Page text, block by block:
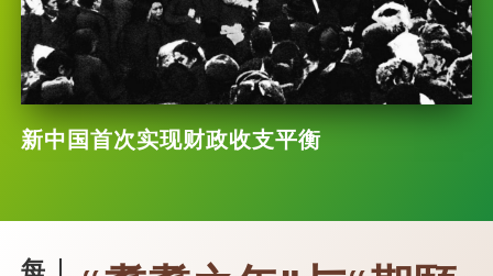
新中国首次实现财政收支平衡
每